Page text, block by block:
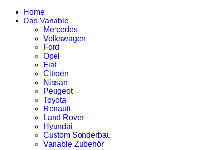
Home
Das Vanable
Mercedes
Volkswagen
Ford
Opel
Fiat
Citroën
Nissan
Peugeot
Toyota
Renault
Land Rover
Hyundai
Custom Sonderbau
Vanable Zubehör